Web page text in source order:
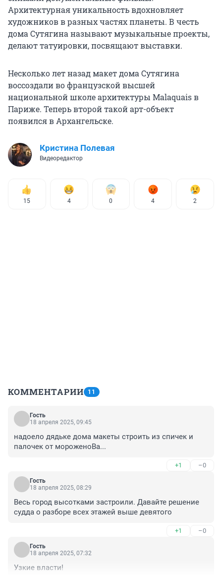
Архитектурная уникальность вдохновляет
художников в разных частях планеты. В честь
дома Сутягина называют музыкальные проекты,
делают татуировки, посвящают выставки.
Несколько лет назад макет дома Сутягина
воссоздали во французской высшей
национальной школе архитектуры Malaquais в
Париже. Теперь второй такой арт-объект
появился в Архангельске.
Кристина Полевая
Видеоредактор
15 4 0 4 2
КОММЕНТАРИИ 11
Гость
18 апреля 2025, 09:45
надоело дядьке дома макеты строить из спичек и
палочек от мороженоВа...
+1 –0
Гость
18 апреля 2025, 08:29
Весь город высотками застроили. Давайте решение
судда о разборе всех этажей выше девятого
+1 –0
Гость
18 апреля 2025, 07:32
Узкие власти!